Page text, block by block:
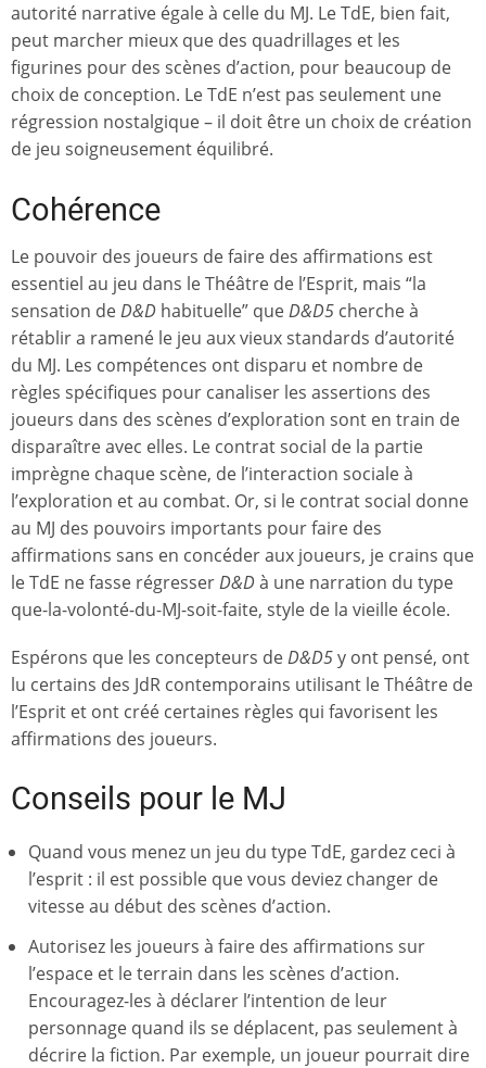
autorité narrative égale à celle du MJ. Le TdE, bien fait,
peut marcher mieux que des quadrillages et les
figurines pour des scènes d’action, pour beaucoup de
choix de conception. Le TdE n’est pas seulement une
régression nostalgique – il doit être un choix de création
de jeu soigneusement équilibré.
Cohérence
Le pouvoir des joueurs de faire des affirmations est
essentiel au jeu dans le Théâtre de l’Esprit, mais “la
sensation deD&D habituelle” queD&D5 cherche à
rétablir a ramené le jeu aux vieux standards d’autorité
du MJ. Les compétences ont disparu et nombre de
règles spécifiques pour canaliser les assertions des
joueurs dans des scènes d’exploration sont en train de
disparaître avec elles. Le contrat social de la partie
imprègne chaque scène, de l’interaction sociale à
l’exploration et au combat. Or, si le contrat social donne
au MJ des pouvoirs importants pour faire des
affirmations sans en concéder aux joueurs, je crains que
le TdE ne fasse régresserD&Dà une narration du type
que-la-volonté-du-MJ-soit-faite, style de la vieille école.
Espérons que les concepteurs deD&D5y ont pensé, ont
lu certains des JdR contemporains utilisant le Théâtre de
l’Esprit et ont créé certaines règles qui favorisent les
affirmations des joueurs.
Conseils pour le MJ
Quand vous menez un jeu du type TdE, gardez ceci à
l’esprit : il est possible que vous deviez changer de
vitesse au début des scènes d’action.
Autorisez les joueurs à faire des affirmations sur
l’espace et le terrain dans les scènes d’action.
Encouragez-les à déclarer l’intention de leur
personnage quand ils se déplacent, pas seulement à
décrire la fiction. Par exemple, un joueur pourrait dire